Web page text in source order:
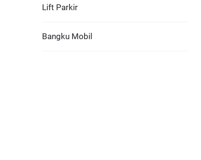
Lift Parkir
Bangku Mobil